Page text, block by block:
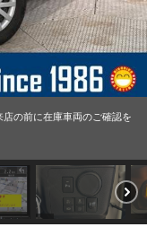
の前に在庫車両のご確認を